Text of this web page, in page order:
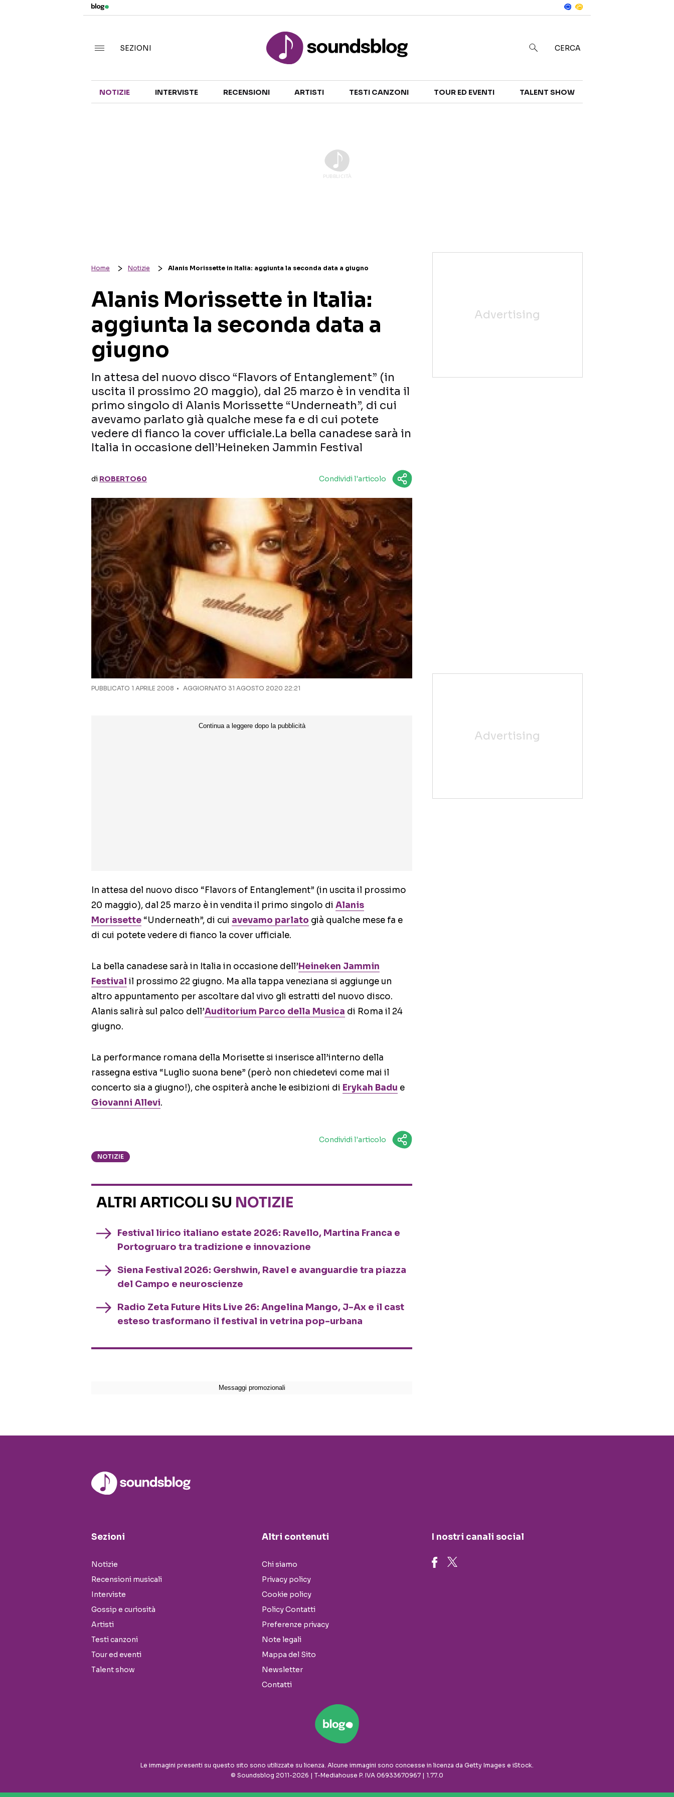
TALENT SHOW
SEZIONI CERCA
NOTIZIE INTERVISTE RECENSIONI ARTISTI TESTI CANZONI TOUR ED EVENTI TALENT SHOW
Home Notizie Alanis Morissette in Italia: aggiunta la seconda data a giugno
Alanis Morissette in Italia:
aggiunta la seconda data a
giugno
In attesa del nuovo disco “Flavors of Entanglement” (in
uscita il prossimo 20 maggio), dal 25 marzo è in vendita il
primo singolo di Alanis Morissette “Underneath”, di cui
avevamo parlato già qualche mese fa e di cui potete
vedere di fianco la cover ufficiale.La bella canadese sarà in
Italia in occasione dell’Heineken Jammin Festival
di ROBERTO60 Condividi l'articolo
PUBBLICATO 1 APRILE 2008 AGGIORNATO 31 AGOSTO 2020 22:21
In attesa del nuovo disco “Flavors of Entanglement” (in uscita il prossimo
20 maggio), dal 25 marzo è in vendita il primo singolo di Alanis
Morissette “Underneath”, di cui avevamo parlato già qualche mese fa e
di cui potete vedere di fianco la cover ufficiale.
La bella canadese sarà in Italia in occasione dell’Heineken Jammin
Festival il prossimo 22 giugno. Ma alla tappa veneziana si aggiunge un
altro appuntamento per ascoltare dal vivo gli estratti del nuovo disco.
Alanis salirà sul palco dell’Auditorium Parco della Musica di Roma il 24
giugno.
La performance romana della Morisette si inserisce all’interno della
rassegna estiva “Luglio suona bene” (però non chiedetevi come mai il
concerto sia a giugno!), che ospiterà anche le esibizioni di Erykah Badu e
Giovanni Allevi.
Condividi l'articolo
NOTIZIE
ALTRI ARTICOLI SU NOTIZIE
Festival lirico italiano estate 2026: Ravello, Martina Franca e
Portogruaro tra tradizione e innovazione
Siena Festival 2026: Gershwin, Ravel e avanguardie tra piazza
del Campo e neuroscienze
Radio Zeta Future Hits Live 26: Angelina Mango, J-Ax e il cast
esteso trasformano il festival in vetrina pop-urbana
Sezioni
Notizie
Recensioni musicali
Interviste
Gossip e curiosità
Artisti
Testi canzoni
Tour ed eventi
Talent show
Altri contenuti
Chi siamo
Privacy policy
Cookie policy
Policy Contatti
Preferenze privacy
Note legali
Mappa del Sito
Newsletter
Contatti
I nostri canali social
Le immagini presenti su questo sito sono utilizzate su licenza. Alcune immagini sono concesse in licenza da Getty Images e iStock.
© Soundsblog 2011-2026 | T-Mediahouse P. IVA 06933670967 | 1.77.0